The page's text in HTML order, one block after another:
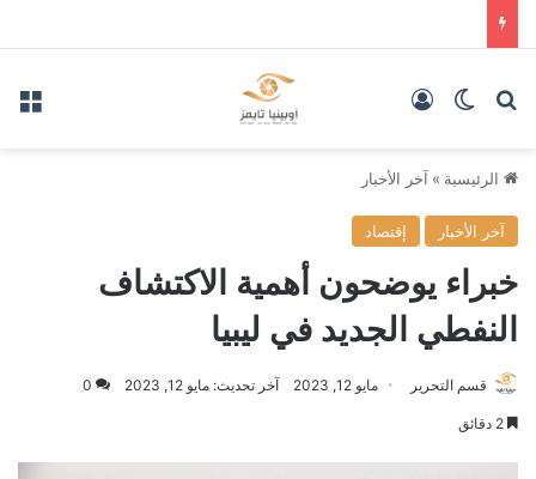
بحث عنالوضع المظلم
الرئيسية » آخر الأخبار
آخر الأخبار إقتصاد
خبراء يوضحون أهمية الاكتشاف
النفطي الجديد في ليبيا
قسم التحرير مايو 12, 2023 آخر تحديث: مايو 12, 2023 0